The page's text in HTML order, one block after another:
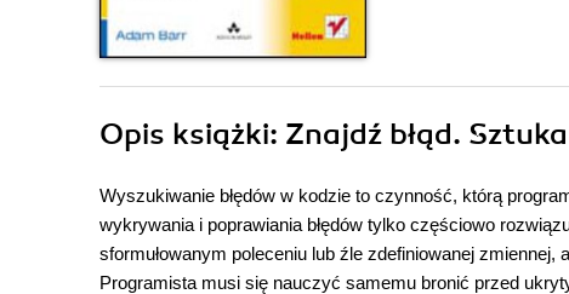
Opis książki: Znajdź błąd.
Wyszukiwanie błędów w kodzie to czynność, którą
wykrywania i poprawiania błędów tylko częściowo
sformułowanym poleceniu lub źle zdefiniowanej
Programista musi się nauczyć samemu bronić przed